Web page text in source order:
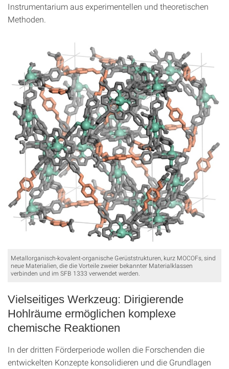
Instrumentarium aus experimentellen und theoretischen
Methoden.
Metallorganisch-kovalent-organische Gerüststrukturen, kurz MOCOFs, sind
neue Materialien, die die Vorteile zweier bekannter Materialklassen
verbinden und im SFB 1333 verwendet werden.
Vielseitiges Werkzeug: Dirigierende
Hohlräume ermöglichen komplexe
chemische Reaktionen
In der dritten Förderperiode wollen die Forschenden die
entwickelten Konzepte konsolidieren und die Grundlagen